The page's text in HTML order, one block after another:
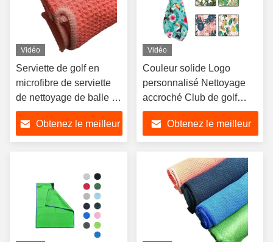
Vidéo
Serviette de golf en
microfibre de serviette
de nettoyage de balle de
golf de sublimation de
logo personnalisé
Obtenez le meilleur
Vidéo
Couleur solide Logo
personnalisé Nettoyage
accroché Club de golf
Microfibre serviette de golf
Obtenez le meilleur